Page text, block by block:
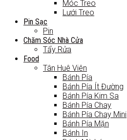
Móc Treo
Lưới Treo
Pin Sạc
Pin
Chăm Sóc Nhà Cửa
Tẩy Rửa
Food
Tân Huê Viên
Bánh Pía
Bánh Pía Ít Đường
Bánh Pía Kim Sa
Bánh Pía Chay
Bánh Pía Chay Mini
Bánh Pía Mặn
Bánh In